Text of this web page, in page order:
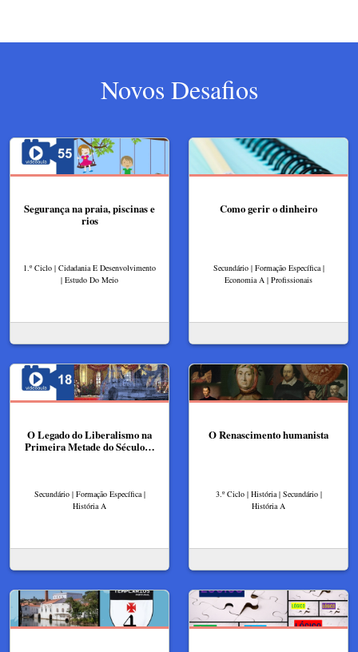
Novos Desafios
Segurança na praia, piscinas e
rios
1.º Ciclo | Cidadania E Desenvolvimento
| Estudo Do Meio
Como gerir o dinheiro
Secundário | Formação Específica |
Economia A | Profissionais
O Legado do Liberalismo na
Primeira Metade do Século…
Secundário | Formação Específica |
História A
O Renascimento humanista
3.º Ciclo | História | Secundário |
História A